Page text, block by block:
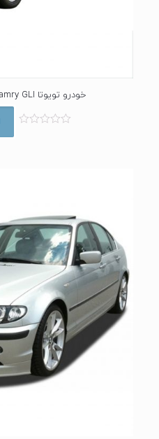
خودرو تویوتا Camry GLI اتوماتیک سال 2006
5